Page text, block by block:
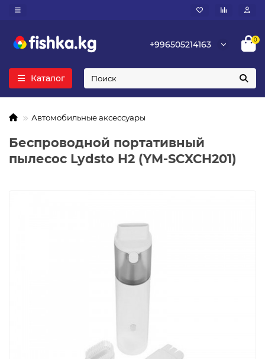
+996505214163 0
Каталог
Автомобильные аксессуары
Беспроводной портативный
пылесос Lydsto H2 (YM-SCXCH201)